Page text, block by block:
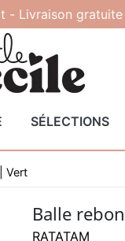
- Livraison
SÉLECTIONS
Vert
Balle
RATATAM